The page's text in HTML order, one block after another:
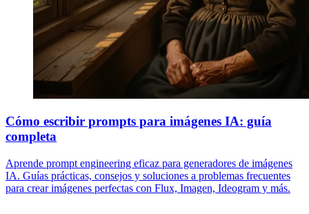
Cómo escribir prompts para imágenes IA: guía
completa
Aprende prompt engineering eficaz para generadores de imágenes
IA. Guías prácticas, consejos y soluciones a problemas frecuentes
para crear imágenes perfectas con Flux, Imagen, Ideogram y más.